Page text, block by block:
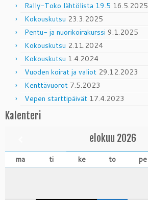
Rally-Toko lähtölista 19.5 16.5.2025
Kokouskutsu 23.3.2025
Pentu- ja nuorikoirakurssi 9.1.2025
Kokouskutsu 2.11.2024
Kokouskutsu 1.4.2024
Vuoden koirat ja valiot 29.12.2023
Kenttävuorot 7.5.2023
Vepen starttipäivät 17.4.2023
Kalenteri
elokuu 2026
ma ti ke to pe